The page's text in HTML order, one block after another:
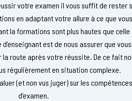
votre examen il vous suffit de rester
en adaptant votre allure à ce que
la formations sont plus hautes que
est de nous assurer que
route après votre réussite. De ce fait
régulièrement en situation complexe.
(et non vus juger) sur les
d’examen.